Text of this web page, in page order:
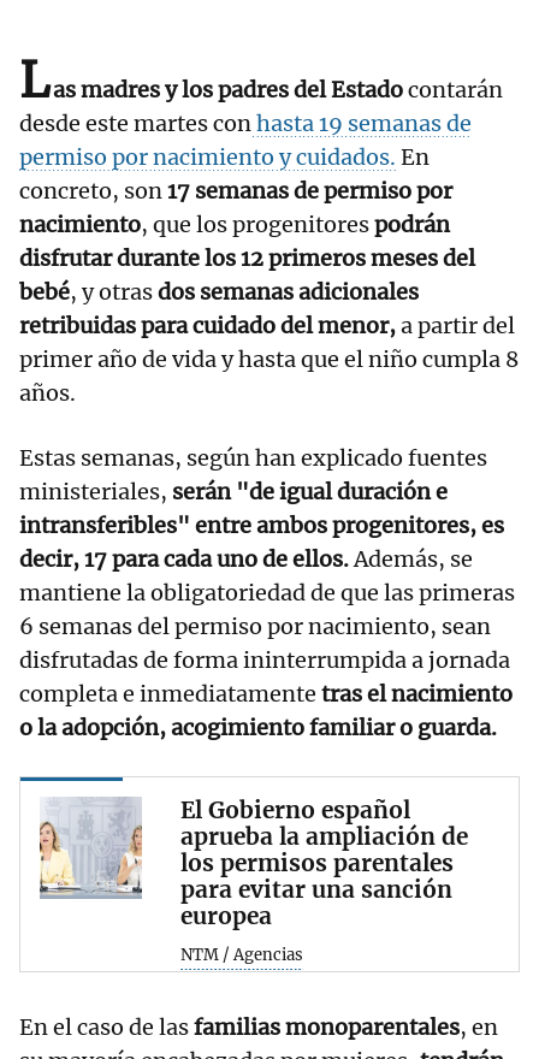
Las madres y los padres del Estadocontarán
desde este martes conhasta 19 semanas de
permiso por nacimiento y cuidados. En
concreto, son17 semanas de permiso por
nacimiento, que los progenitorespodrán
disfrutar durante los 12 primeros meses del
bebé, y otrasdos semanas adicionales
retribuidas para cuidado del menor,a partir del
primer año de vida y hasta que el niño cumpla 8
años.
Estas semanas, según han explicado fuentes
ministeriales, serán "de igual duración e
intransferibles" entre ambos progenitores, es
decir, 17 para cada uno de ellos.Además, se
mantiene la obligatoriedad de que las primeras
6 semanas del permiso por nacimiento, sean
disfrutadas de forma ininterrumpida a jornada
completa e inmediatamente tras el nacimiento
o la adopción, acogimiento familiar o guarda.
El Gobierno español
aprueba la ampliación de
los permisos parentales
para evitar una sanción
europea
NTM / Agencias
En el caso de lasfamilias monoparentales, en